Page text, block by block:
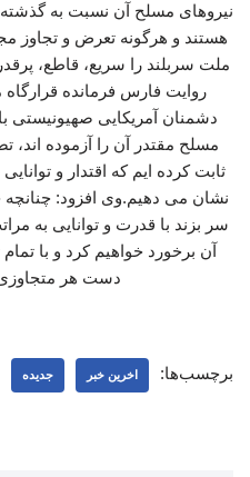
نیروهای مسلح آن نسبت به
هستند و هرگونه تعرض و
ملت سربلند را سریع، قاطع،
روایت فارس فرمانده قرارگاه
دشمنان آمریکایی صهیونیستی
مسلح مقتدر آن را آزموده اند،
ثابت کرده ایم که اقتدار و
نشان می دهیم.وی افزود:
سر بزند با قدرت و توانایی به
آن برخورد خواهیم کرد و با
دست هر
برچسب‌ها: اخرین خبر جدیده